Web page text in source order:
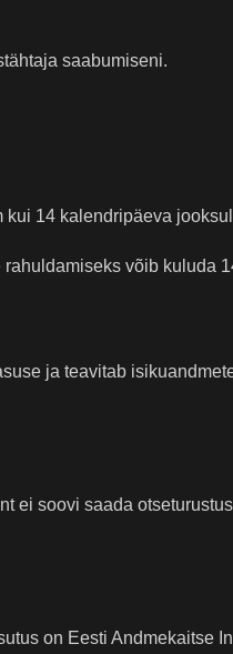
saabumiseni.
kui 14 kalendripäeva
võib kuluda
ja teavitab
ei soovi saada
on Eesti Andmekaitse